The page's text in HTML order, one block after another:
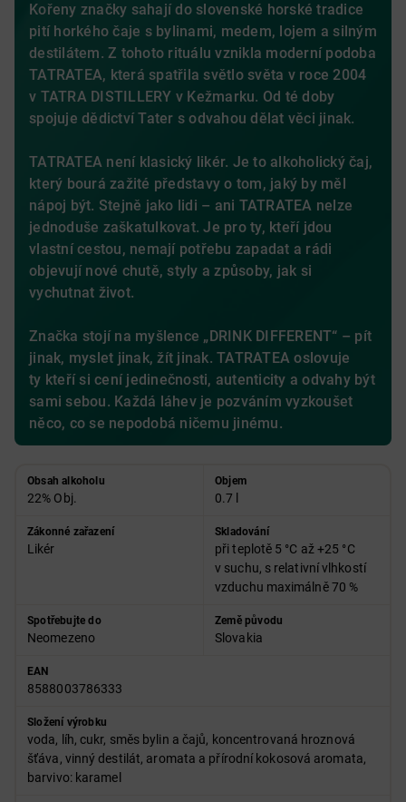
Kořeny značky sahají do slovenské horské tradice
pití horkého čaje s bylinami, medem, lojem a silným
destilátem. Z tohoto rituálu vznikla moderní podoba
TATRATEA, která spatřila světlo světa v roce 2004
v TATRA DISTILLERY v Kežmarku. Od té doby
spojuje dědictví Tater s odvahou dělat věci jinak.
TATRATEA není klasický likér. Je to alkoholický čaj,
který bourá zažité představy o tom, jaký by měl
nápoj být. Stejně jako lidi – ani TATRATEA nelze
jednoduše zaškatulkovat. Je pro ty, kteří jdou
vlastní cestou, nemají potřebu zapadat a rádi
objevují nové chutě, styly a způsoby, jak si
vychutnat život.
Značka stojí na myšlence „DRINK DIFFERENT“ – pít
jinak, myslet jinak, žít jinak. TATRATEA oslovuje
ty kteří si cení jedinečnosti, autenticity a odvahy být
sami sebou. Každá láhev je pozváním vyzkoušet
něco, co se nepodobá ničemu jinému.
Obsah alkoholu
22% Obj.
Objem
0.7 l
Zákonné zařazení
Likér
Skladování
při teplotě 5 °C až +25 °C
v suchu, s relativní vlhkostí
vzduchu maximálně 70 %
Spotřebujte do
Neomezeno
Země původu
Slovakia
EAN
8588003786333
Složení výrobku
voda, líh, cukr, směs bylin a čajů, koncentrovaná hroznová
šťáva, vinný destilát, aromata a přírodní kokosová aromata,
barvivo: karamel